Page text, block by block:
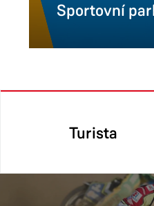
Sportovní
Turista